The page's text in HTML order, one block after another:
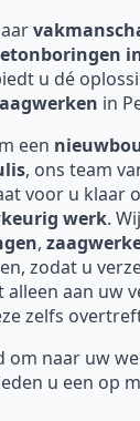
u dé
in
een
, ons team
voor u klaar
werk.
,
zodat u
aan uw
zelfs
om naar uw
u een op